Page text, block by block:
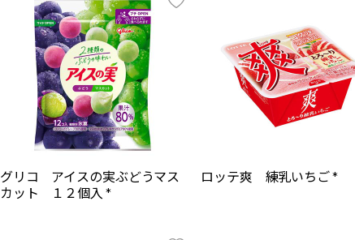
グリコ アイスの実ぶどうマス
カット １２個入 *
ロッテ爽 練乳いちご *